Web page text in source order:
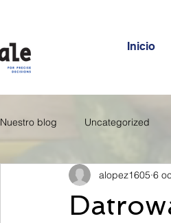
Inicio
Nuestro blog Uncategorized
alopez1605 6